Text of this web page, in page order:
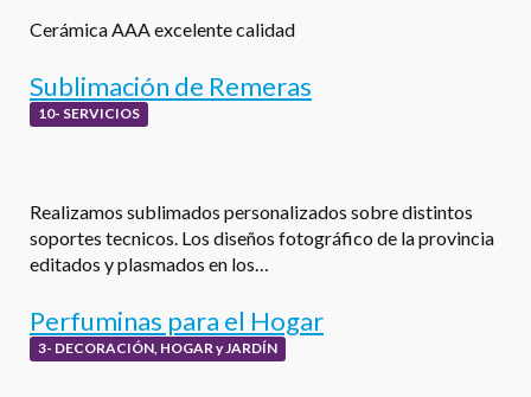
Cerámica AAA excelente calidad
Sublimación de Remeras
10- SERVICIOS
Realizamos sublimados personalizados sobre distintos
soportes tecnicos. Los diseños fotográfico de la provincia
editados y plasmados en los…
Perfuminas para el Hogar
3- DECORACIÓN, HOGAR y JARDÍN